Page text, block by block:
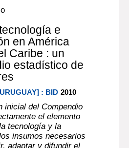
e
en América
Caribe : un
estadístico de